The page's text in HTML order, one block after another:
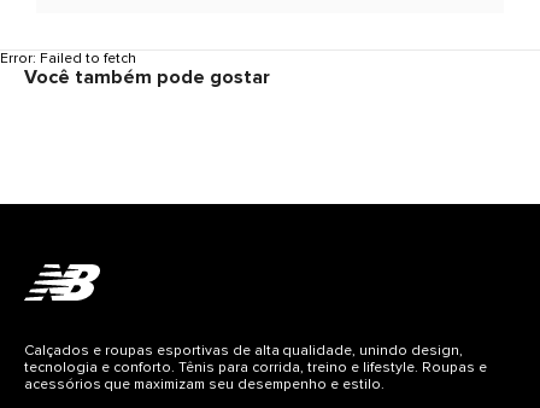
Error: Failed to fetch
Você também pode gostar
Calçados e roupas esportivas de alta qualidade, unindo design,
tecnologia e conforto. Tênis para corrida, treino e lifestyle. Roupas e
acessórios que maximizam seu desempenho e estilo.